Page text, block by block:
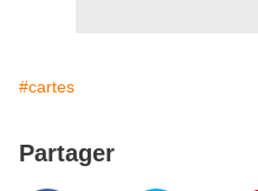
#cartes
Partager